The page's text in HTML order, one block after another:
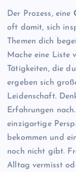
Der Prozess, eine
oft damit, sich
Themen dich
Mache eine Liste
Tätigkeiten, die
ergeben sich
Leidenschaft.
Erfahrungen
einzigartige
bekommen und
noch nicht gibt.
Alltag vermisst